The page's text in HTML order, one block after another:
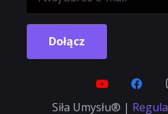
Dołącz
Siła Umysłu® |